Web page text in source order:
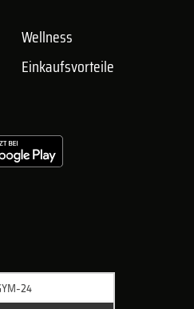
Wellness
Einkaufsvorteile